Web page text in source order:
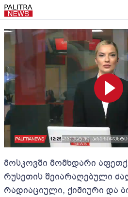
მოსკოვში მომხდარი
რუსეთის შეიარაღებული
რადიაციული, ქიმიური და